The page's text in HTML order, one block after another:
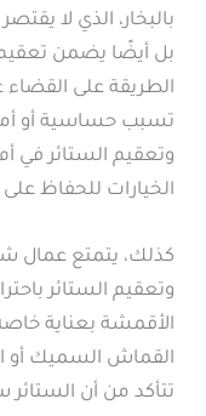
بالبخار، الذي لا
بل أيضًا يضمن
الطريقة على القضاء
تسبب حساسية أو
وتعقيم الستائر في
الخيارات للحفاظ
كذلك، يتمتع عمال
وتعقيم الستائر
الأقمشة بعناية
القماش السميك أو
تتأكد من أن